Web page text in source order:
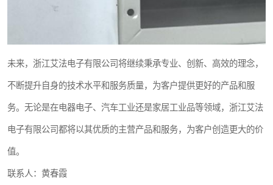
未来，浙江艾法电子有限公司将继续秉承专业、创新、高效的理念，
不断提升自身的技术水平和服务质量，为客户提供更好的产品和服
务。无论是在电器电子、汽车工业还是家居工业品等领域，浙江艾法
电子有限公司都将以其优质的主营产品和服务，为客户创造更大的价
值。
联系人：黄春霞